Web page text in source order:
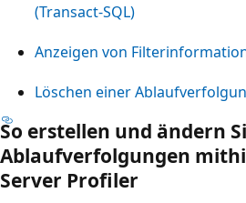
(Transact-SQL)
Anzeigen von
Löschen einer
So erstellen und ändern
Ablaufverfolgungen
Server Profiler